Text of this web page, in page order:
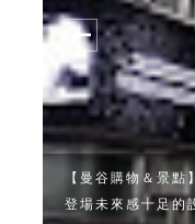
【曼谷購物＆景
登場未來感十足的